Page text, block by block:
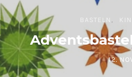
BASTELN
12.